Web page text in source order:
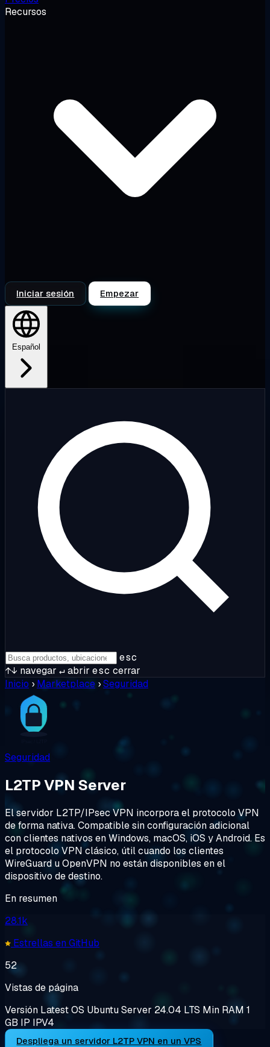
Recursos
Iniciar sesión Empezar
Español
esc
↑↓ navegar ↵abrir esc cerrar
Inicio › Marketplace ›Seguridad
Seguridad
L2TP VPN Server
El servidor L2TP/IPsec VPN incorpora el protocolo VPN
de forma nativa. Compatible sin configuración adicional
con clientes nativos en Windows, macOS, iOS y Android. Es
el protocolo VPN clásico, útil cuando los clientes
WireGuard u OpenVPN no están disponibles en el
dispositivo de destino.
En resumen
28.1k
Estrellas en GitHub
52
Vistas de página
Versión LatestOS Ubuntu Server 24.04 LTS Min RAM 1
GB IP IPV4
Despliega un servidor L2TP VPN en un VPS